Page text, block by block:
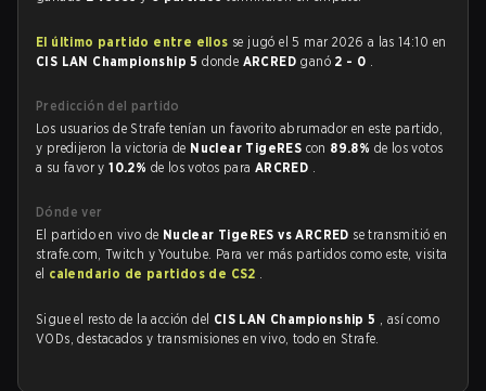
El último partido entre ellos se jugó el 5 mar 2026 a las 14:10 en
CIS LAN Championship 5donde ARCRED ganó 2 - 0 .
Predicción del partido
Los usuarios de Strafe tenían un favorito abrumador en este partido,
y predijeron la victoria de Nuclear TigeRES con 89.8% de los votos
a su favor y10.2% de los votos para ARCRED .
Dónde ver
El partido en vivo de Nuclear TigeRES vs ARCRED se transmitió en
strafe.com, Twitch y Youtube. Para ver más partidos como este, visita
el calendario de partidos de CS2 .
Sigue el resto de la acción del CIS LAN Championship 5 , así como
VODs, destacados y transmisiones en vivo, todo en Strafe.